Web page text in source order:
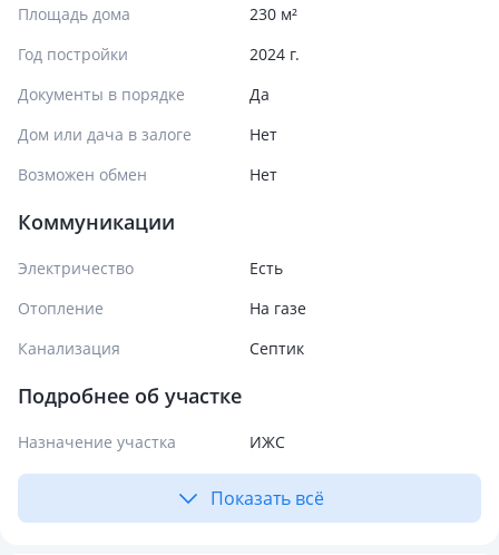
Площадь дома
230 м²
Год постройки
2024 г.
Документы в порядке
Да
Дом или дача в залоге
Нет
Возможен обмен
Нет
Коммуникации
Электричество
Есть
Отопление
На газе
Канализация
Септик
Подробнее об участке
Назначение участка ИЖС
Показать всё